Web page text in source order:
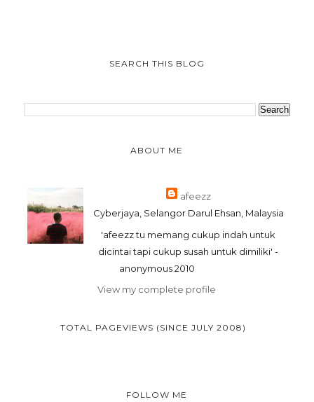
SEARCH THIS BLOG
ABOUT ME
afeezz
Cyberjaya, Selangor Darul Ehsan, Malaysia
'afeezz tu memang cukup indah untuk
dicintai tapi cukup susah untuk dimiliki' -
anonymous 2010
View my complete profile
TOTAL PAGEVIEWS (SINCE JULY 2008)
FOLLOW ME